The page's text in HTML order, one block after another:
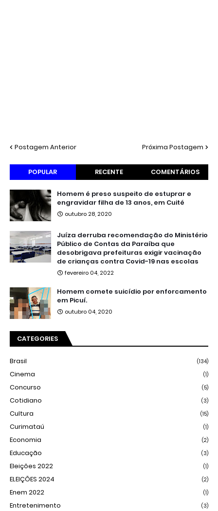
Postagem Anterior Próxima Postagem
POPULAR RECENTE COMENTÁRIOS
Homem é preso suspeito de estuprar e
engravidar filha de 13 anos, em Cuité
outubro 28, 2020
Juíza derruba recomendação do Ministério
Público de Contas da Paraíba que
desobrigava prefeituras exigir vacinação
de crianças contra Covid-19 nas escolas
fevereiro 04, 2022
Homem comete suicídio por enforcamento
em Picuí.
outubro 04, 2020
CATEGORIES
Brasil (134)
Cinema (1)
Concurso (5)
Cotidiano (3)
Cultura (15)
Curimataú (1)
Economia (2)
Educação (3)
Eleições 2022 (1)
ELEIÇÕES 2024 (2)
Enem 2022 (1)
Entretenimento (3)